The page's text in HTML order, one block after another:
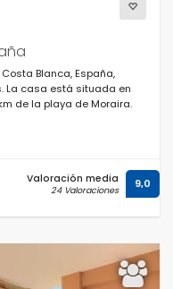
Blanca, España,
La casa está situada en
de la playa de Moraira.
Valoración media
24 Valoraciones 9,0